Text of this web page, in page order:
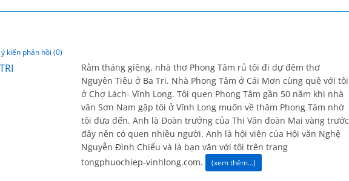
ý kiến phản hồi (0)
Rằm tháng giêng, nhà thơ Phong Tâm rủ tôi đi dự đêm thơ
Nguyên Tiêu ở Ba Tri. Nhà Phong Tâm ở Cái Mơn cùng quê với tôi
ở Chợ Lách- Vĩnh Long. Tôi quen Phong Tâm gần 50 năm khi nhà
văn Sơn Nam gặp tôi ở Vĩnh Long muốn về thăm Phong Tâm nhờ
tôi đưa đến. Anh là Đoàn trưởng của Thi Văn đoàn Mai vàng trước
đây nên có quen nhiều người. Anh là hội viên của Hội văn Nghệ
Nguyễn Đình Chiểu và là bạn văn với tôi trên trang
tongphuochiep-vinhlong.com.
(xem thêm…)